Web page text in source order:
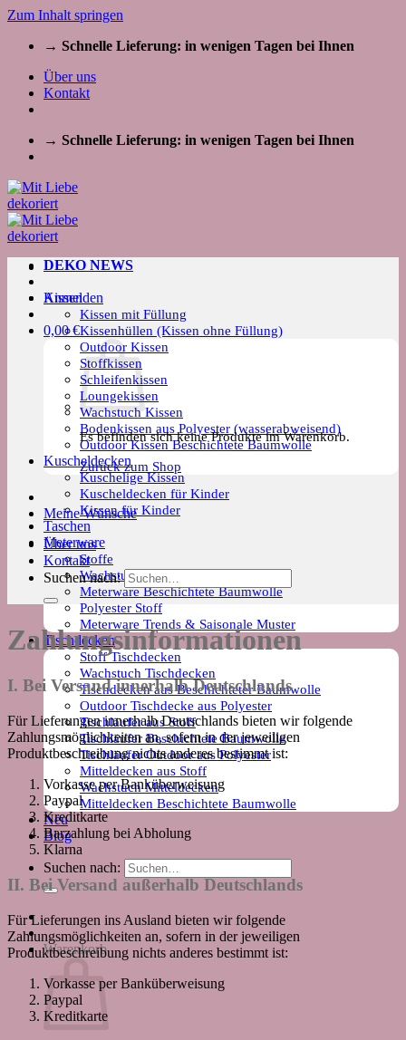
Zum Inhalt springen
→ Schnelle Lieferung: in wenigen Tagen bei Ihnen
Über uns
Kontakt
→ Schnelle Lieferung: in wenigen Tagen bei Ihnen
Kissen
Kissen mit Füllung
Kissenhüllen (Kissen ohne Füllung)
Outdoor Kissen
Stoffkissen
Schleifenkissen
Loungekissen
Wachstuch Kissen
Bodenkissen aus Polyester (wasserabweisend)
Outdoor Kissen Beschichtete Baumwolle
Kuscheldecken
Kuschelige Kissen
Kuscheldecken für Kinder
Kissen für Kinder
Taschen
Meterware
Stoffe
Wachstuch Stoff
Meterware Beschichtete Baumwolle
Polyester Stoff
Meterware Trends & Saisonale Muster
Tischdecken
Stoff Tischdecken
Wachstuch Tischdecken
Tischdecken aus Beschichteter Baumwolle
Outdoor Tischdecke aus Polyester
Tischläufer aus Stoff
Tischläufer Beschichtete Baumwolle
Tischläufer Outdoor aus Polyester
Mitteldecken aus Stoff
Wachstuch Mitteldecken
Mitteldecken Beschichtete Baumwolle
Neu
Blog
Suchen nach:
Warenkorb
DEKO NEWS
Anmelden
0,00€
Es befinden sich keine Produkte im Warenkorb.
Zurück zum Shop
Meine Wünsche
Über uns
Kontakt
Suchen nach:
Zahlungsinformationen
I. Bei Versand innerhalb Deutschlands
Für Lieferungen innerhalb Deutschlands bieten wir folgende
Zahlungsmöglichkeiten an, sofern in der jeweiligen
Produktbeschreibung nichts anderes bestimmt ist:
Vorkasse per Banküberweisung
Paypal
Kreditkarte
Barzahlung bei Abholung
Klarna
II. Bei Versand außerhalb Deutschlands
Für Lieferungen ins Ausland bieten wir folgende
Zahlungsmöglichkeiten an, sofern in der jeweiligen
Produktbeschreibung nichts anderes bestimmt ist:
Vorkasse per Banküberweisung
Paypal
Kreditkarte